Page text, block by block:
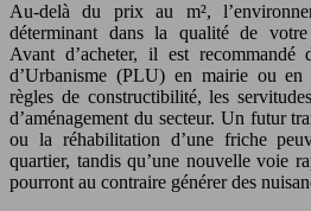
Au-delà du prix au m²,
déterminant dans la qualité de votre
Avant d’acheter, il est
d’Urbanisme (PLU) en mairie ou
règles de constructibilité, les
d’aménagement du secteur. Un futur
ou la réhabilitation d’une friche
quartier, tandis qu’une nouvelle voie
pourront au contraire générer des